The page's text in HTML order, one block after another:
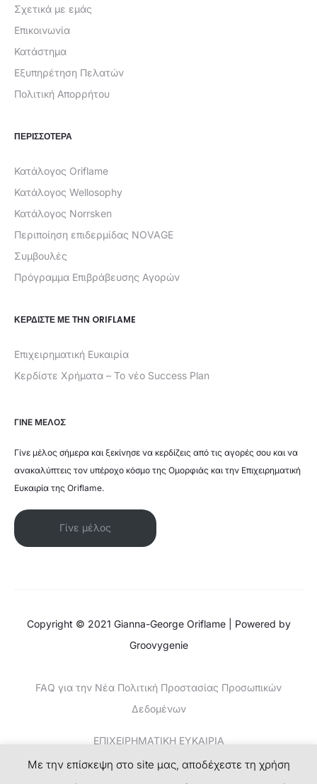
Σχετικά με εμάς
Επικοινωνία
Κατάστημα
Εξυπηρέτηση Πελατών
Πολιτική Απορρήτου
ΠΕΡΙΣΣΟΤΕΡΑ
Κατάλογος Oriflame
Κατάλογος Wellosophy
Κατάλογος Norrsken
Περιποίηση επιδερμίδας NOVAGE
Συμβουλές
Πρόγραμμα Επιβράβευσης Αγορών
ΚΕΡΔΊΣΤΕ ΜΕ ΤΗΝ ORIFLAME
Επιχειρηματική Ευκαιρία
Κερδίστε Χρήματα – Το νέο Success Plan
ΓΙΝΕ ΜΕΛΟΣ
Γίνε μέλος σήμερα και ξεκίνησε να κερδίζεις από τις αγορές σου και να
ανακαλύπτεις τον υπέροχο κόσμο της Ομορφιάς και την Επιχειρηματική
Ευκαιρία της Oriflame.
Γίνε μέλος
Copyright © 2021 Gianna-George Oriflame | Powered by
Groovygenie
FAQ για την Νέα Πολιτική Προστασίας Προσωπικών
Δεδομένων
ΕΠΙΧΕΙΡΗΜΑΤΙΚΗ ΕΥΚΑΙΡΙΑ
ΚΕΡΔΙΣΤΕ ΧΡΗΜΑΤΑ-ΤΟ ΝΕΟ SUCCESS PLAN
Με την επίσκεψη στο site μας, αποδέχεστε τη χρήση